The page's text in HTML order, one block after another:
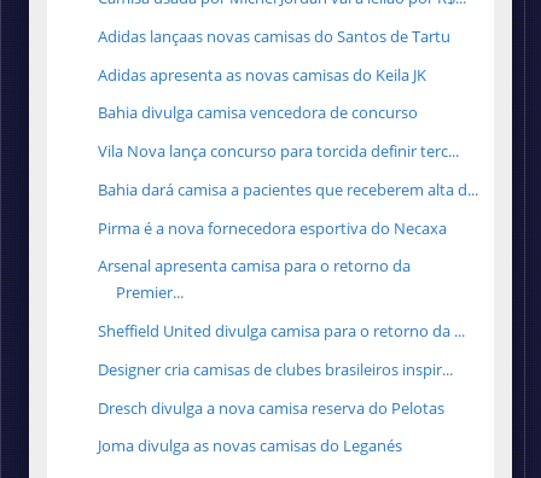
Adidas lançaas novas camisas do Santos de Tartu
Adidas apresenta as novas camisas do Keila JK
Bahia divulga camisa vencedora de concurso
Vila Nova lança concurso para torcida definir terc...
Bahia dará camisa a pacientes que receberem alta d...
Pirma é a nova fornecedora esportiva do Necaxa
Arsenal apresenta camisa para o retorno da
Premier...
Sheffield United divulga camisa para o retorno da ...
Designer cria camisas de clubes brasileiros inspir...
Dresch divulga a nova camisa reserva do Pelotas
Joma divulga as novas camisas do Leganés